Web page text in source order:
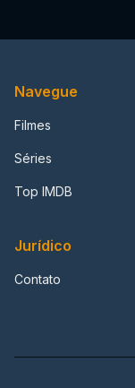
Navegue
Filmes
Séries
Top IMDB
Jurídico
Contato